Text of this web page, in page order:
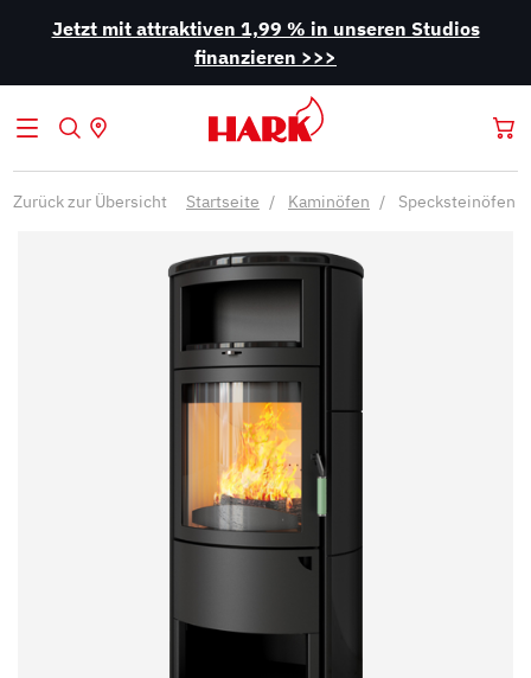
Jetzt mit attraktiven 1,99 % in unseren Studios
finanzieren >>>
Zurück zur Übersicht Startseite Kaminöfen Specksteinöfen